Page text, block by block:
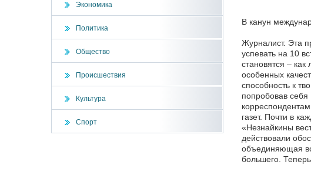
Экономика
Политика
Общество
Происшествия
Культура
Спорт
В канун
Журналист. Эта
успевать на 10
становятся –
особенных
способность к
попробовав
газет. Почти в
«Незнайкины
действовали
объединяющая
большего.